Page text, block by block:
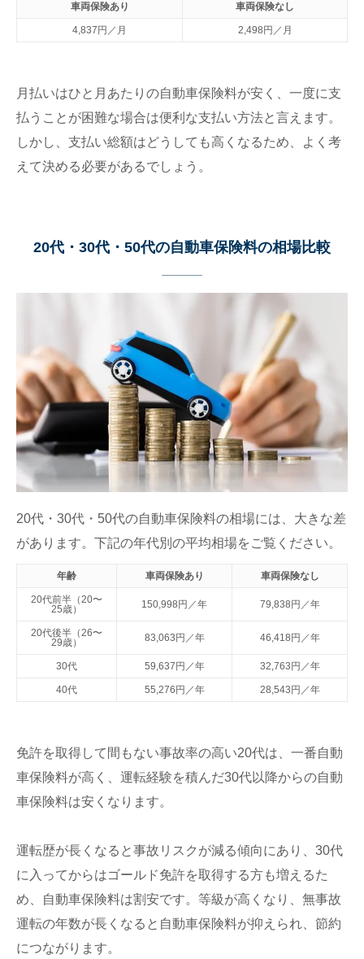
車両保険あり 車両保険なし
4,837円／月 2,498円／月
月払いはひと月あたりの自動車保険料が安く、一度に支
払うことが困難な場合は便利な支払い方法と言えます。
しかし、支払い総額はどうしても高くなるため、よく考
えて決める必要があるでしょう。
20代・30代・50代の自動車保険料の相場比較
20代・30代・50代の自動車保険料の相場には、大きな差
があります。下記の年代別の平均相場をご覧ください。
年齢 車両保険あり 車両保険なし
20代前半（20〜
25歳）
150,998円／年 79,838円／年
20代後半（26〜
29歳）
83,063円／年 46,418円／年
30代 59,637円／年 32,763円／年
40代 55,276円／年 28,543円／年
免許を取得して間もない事故率の高い20代は、一番自動
車保険料が高く、運転経験を積んだ30代以降からの自動
車保険料は安くなります。
運転歴が長くなると事故リスクが減る傾向にあり、30代
に入ってからはゴールド免許を取得する方も増えるた
め、自動車保険料は割安です。等級が高くなり、無事故
運転の年数が長くなると自動車保険料が抑えられ、節約
につながります。